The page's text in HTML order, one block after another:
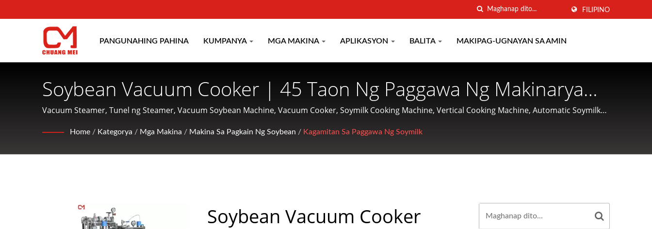
FILIPINO
PANGUNAHING PAHINA KUMPANYA MGA MAKINA APLIKASYON BALITA MAKIPAG-UGNAYAN SA AMIN
Soybean Vacuum Cooker | 45 Taon Ng Paggawa Ng Makinarya
Para Sa Pagbuo, Pagbabalot & Pagluluto Mula Noong 1977 |
CHUANG MEI INDUSTRIAL CO.
Vacuum Steamer, Tunel ng Steamer, Vacuum Soybean Machine, Vacuum Cooker, Soymilk Cooking Machine, Vertical Cooking Machine, Automatic Soymilk
condition ng pagkain mula sa tubig at nag-aalok ng magiliw na serbisyo sa mga customer.
Home / Kategorya / Mga Makina / Makina Sa Pagkain Ng Soybean / Kagamitan Sa Paggawa Ng Soymilk
Soybean Vacuum Cooker